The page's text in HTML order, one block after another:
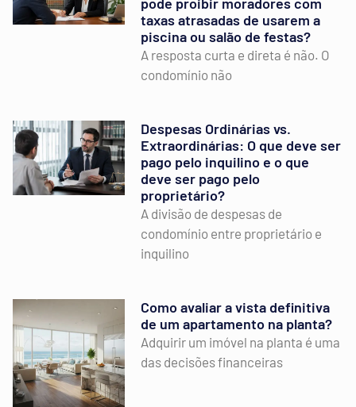
taxas atrasadas de usarem a
piscina ou salão de festas?
A resposta curta e direta é não. O
condomínio não
Despesas Ordinárias vs.
Extraordinárias: O que deve ser
pago pelo inquilino e o que
deve ser pago pelo
proprietário?
A divisão de despesas de
condomínio entre proprietário e
inquilino
Como avaliar a vista definitiva
de um apartamento na planta?
Adquirir um imóvel na planta é uma
das decisões financeiras